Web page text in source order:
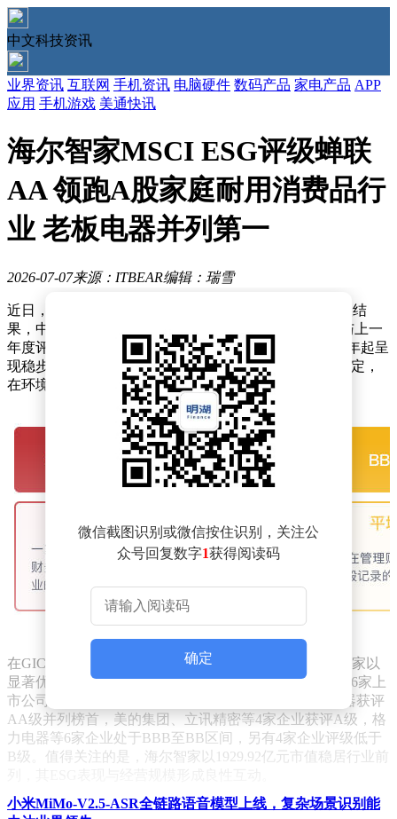
中文科技资讯
业界资讯 互联网 手机资讯 电脑硬件 数码产品 家电产品 APP
应用 手机游戏 美通快讯
海尔智家MSCI ESG评级蝉联
AA 领跑A股家庭耐用消费品行
业 老板电器并列第一
2026-07-07来源：ITBEAR编辑：瑞雪
近日，国际知名指数公司MSCI公布了最新一期ESG评级结
果，中国家电龙头企业海尔智家再次斩获AA级评价，与上一
年度评级持平。根据历史数据，该公司ESG评级自2023年起呈
现稳步提升态势，从A级连续两年跃升至AA级后保持稳定，
在环境、社会和治理三大维度均展现出行业领先水平。
在GICS三级家庭耐用消费品行业的横向对比中，海尔智家以
显著优势领跑A股市场。数据显示，2026年该行业共有16家上
市公司获得MSCI ESG评级，其中仅海尔智家与老板电器获评
AA级并列榜首，美的集团、立讯精密等4家企业获评A级，格
力电器等6家企业处于BBB至BB区间，另有4家企业评级低于
B级。值得关注的是，海尔智家以1929.92亿元市值稳居行业前
从细分指标来看，海尔智家在环境维度表现尤为突出，以9.01
微信截图识别或微信按住识别，关注公
众号回复数字1获得阅读码
确定
小米MiMo-V2.5-ASR全链路语音模型上线，复杂场景识别能